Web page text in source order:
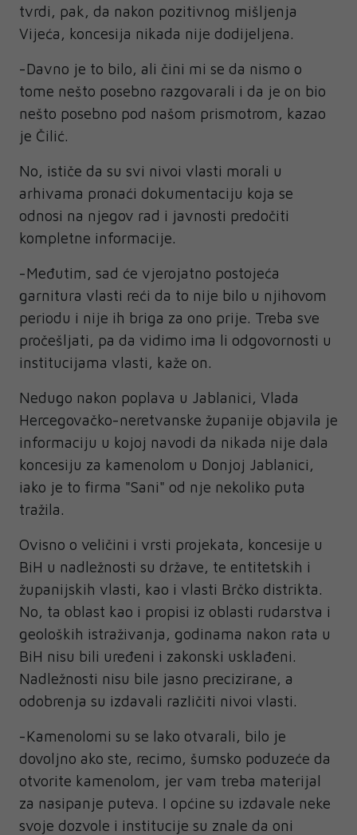
tvrdi, pak, da nakon pozitivnog mišljenja
Vijeća, koncesija nikada nije dodijeljena.
-Davno je to bilo, ali čini mi se da nismo o
tome nešto posebno razgovarali i da je on bio
nešto posebno pod našom prismotrom, kazao
je Čilić.
No, ističe da su svi nivoi vlasti morali u
arhivama pronaći dokumentaciju koja se
odnosi na njegov rad i javnosti predočiti
kompletne informacije.
-Međutim, sad će vjerojatno postojeća
garnitura vlasti reći da to nije bilo u njihovom
periodu i nije ih briga za ono prije. Treba sve
pročešljati, pa da vidimo ima li odgovornosti u
institucijama vlasti, kaže on.
Nedugo nakon poplava u Jablanici, Vlada
Hercegovačko-neretvanske županije objavila je
informaciju u kojoj navodi da nikada nije dala
koncesiju za kamenolom u Donjoj Jablanici,
iako je to firma "Sani" od nje nekoliko puta
tražila.
Ovisno o veličini i vrsti projekata, koncesije u
BiH u nadležnosti su države, te entitetskih i
županijskih vlasti, kao i vlasti Brčko distrikta.
No, ta oblast kao i propisi iz oblasti rudarstva i
geoloških istraživanja, godinama nakon rata u
BiH nisu bili uređeni i zakonski usklađeni.
Nadležnosti nisu bile jasno precizirane, a
odobrenja su izdavali različiti nivoi vlasti.
-Kamenolomi su se lako otvarali, bilo je
dovoljno ako ste, recimo, šumsko poduzeće da
otvorite kamenolom, jer vam treba materijal
za nasipanje puteva. I općine su izdavale neke
svoje dozvole i institucije su znale da oni